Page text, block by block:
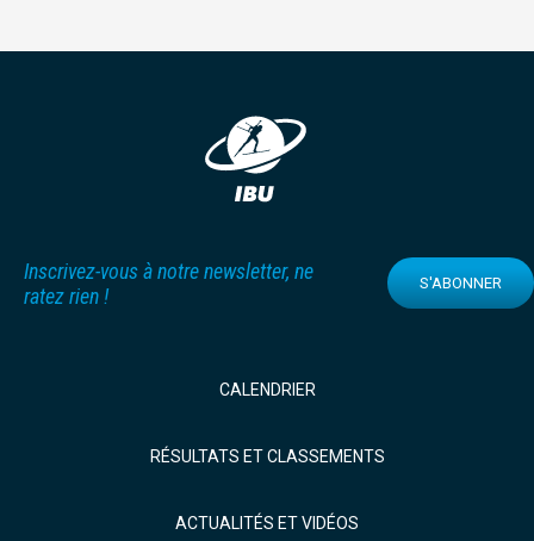
Inscrivez-vous à notre newsletter, ne
ratez rien !
S'ABONNER
CALENDRIER
RÉSULTATS ET CLASSEMENTS
ACTUALITÉS ET VIDÉOS